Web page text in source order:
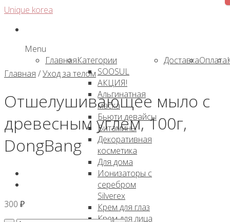
Skip
content
Unique korea
Menu
ГлавнаяКатегории
SOOSUL
АКЦИЯ!
Альгинатная
маска
Бьюти девайсы
Витамины
Декоративная
косметика
Для дома
Ионизаторы с
серебром
Silverex
Крем для глаз
Крем для лица
ДоставкаОплата
Главная /Уход за телом
Отшелушивающее мыло с
древесным углем, 100г,
DongBang
300 ₽